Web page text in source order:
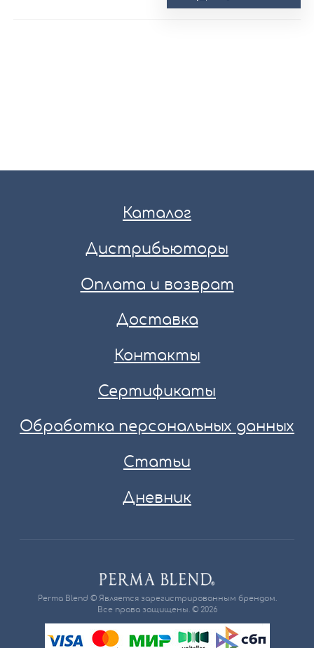
Каталог
Дистрибьюторы
Оплата и возврат
Доставка
Контакты
Сертификаты
Обработка персональных данных
Статьи
Дневник
Perma Blend © Является зарегистрированным брендом.
Все права защищены. © 2026